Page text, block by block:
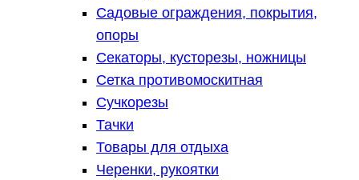
Садовые ограждения, покрытия,
опоры
Секаторы, кусторезы, ножницы
Сетка противомоскитная
Сучкорезы
Тачки
Товары для отдыха
Черенки, рукоятки